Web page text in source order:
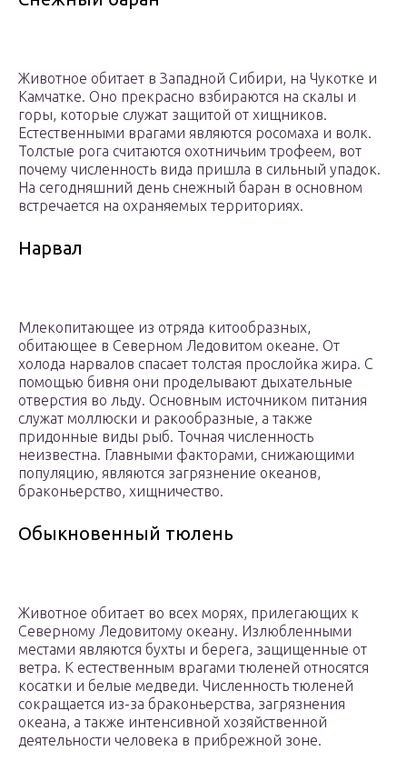
Животное обитает в Западной Сибири, на Чукотке и
Камчатке. Оно прекрасно взбираются на скалы и
горы, которые служат защитой от хищников.
Естественными врагами являются росомаха и волк.
Толстые рога считаются охотничьим трофеем, вот
почему численность вида пришла в сильный упадок.
На сегодняшний день снежный баран в основном
встречается на охраняемых территориях.
Нарвал
Млекопитающее из отряда китообразных,
обитающее в Северном Ледовитом океане. От
холода нарвалов спасает толстая прослойка жира. С
помощью бивня они проделывают дыхательные
отверстия во льду. Основным источником питания
служат моллюски и ракообразные, а также
придонные виды рыб. Точная численность
неизвестна. Главными факторами, снижающими
популяцию, являются загрязнение океанов,
браконьерство, хищничество.
Обыкновенный тюлень
Животное обитает во всех морях, прилегающих к
Северному Ледовитому океану. Излюбленными
местами являются бухты и берега, защищенные от
ветра. К естественным врагами тюленей относятся
косатки и белые медведи. Численность тюленей
сокращается из-за браконьерства, загрязнения
океана, а также интенсивной хозяйственной
деятельности человека в прибрежной зоне.